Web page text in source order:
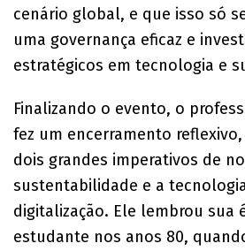
cenário global, e que isso só
uma governança eficaz e
estratégicos em tecnologia e
Finalizando o evento, o
fez um encerramento
dois grandes imperativos de
sustentabilidade e a
digitalização. Ele lembrou sua
estudante nos anos 80,